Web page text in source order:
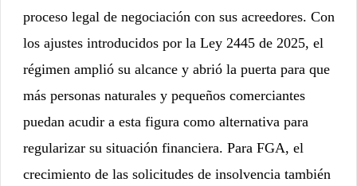
proceso legal de negociación con sus acreedores. Con
los ajustes introducidos por laLey 2445 de 2025, el
régimen amplió su alcance y abrió la puerta para que
más personas naturales y pequeños comerciantes
puedan acudir a esta figura como alternativa para
regularizar su situación financiera. Para FGA, el
crecimiento de las solicitudes de insolvencia también